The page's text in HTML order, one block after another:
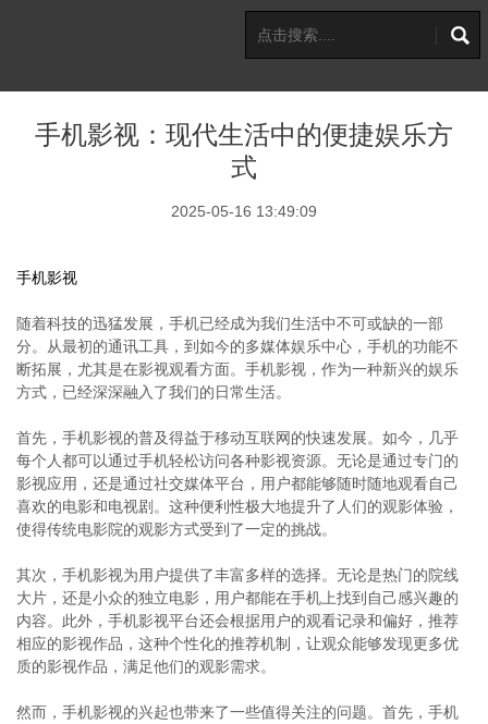
手机影视：现代生活中的便捷娱乐方
式
2025-05-16 13:49:09
手机影视
随着科技的迅猛发展，手机已经成为我们生活中不可或缺的一部
分。从最初的通讯工具，到如今的多媒体娱乐中心，手机的功能不
断拓展，尤其是在影视观看方面。手机影视，作为一种新兴的娱乐
方式，已经深深融入了我们的日常生活。
首先，手机影视的普及得益于移动互联网的快速发展。如今，几乎
每个人都可以通过手机轻松访问各种影视资源。无论是通过专门的
影视应用，还是通过社交媒体平台，用户都能够随时随地观看自己
喜欢的电影和电视剧。这种便利性极大地提升了人们的观影体验，
使得传统电影院的观影方式受到了一定的挑战。
其次，手机影视为用户提供了丰富多样的选择。无论是热门的院线
大片，还是小众的独立电影，用户都能在手机上找到自己感兴趣的
内容。此外，手机影视平台还会根据用户的观看记录和偏好，推荐
相应的影视作品，这种个性化的推荐机制，让观众能够发现更多优
质的影视作品，满足他们的观影需求。
然而，手机影视的兴起也带来了一些值得关注的问题。首先，手机